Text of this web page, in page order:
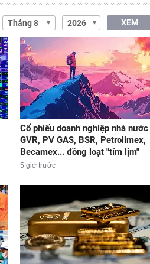
XEM
Cổ phiếu doanh nghiệp nhà nước
GVR, PV GAS, BSR, Petrolimex,
Becamex... đồng loạt "tím lịm"
5 giờ trước